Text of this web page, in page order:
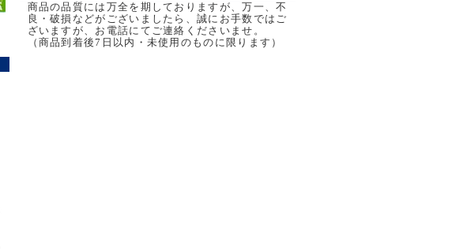
商品の品質には万全を期しておりますが、万一、不
良・破損などがございましたら、誠にお手数ではご
ざいますが、お電話にてご連絡くださいませ。
（商品到着後7日以内・未使用のものに限ります）